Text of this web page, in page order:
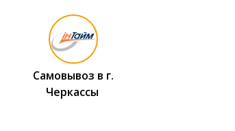
Самовывоз в г.
Черкассы
Summer 3 185/65 R15 92H XL